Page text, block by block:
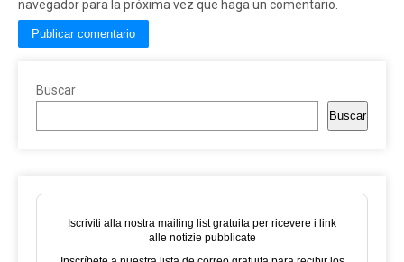
navegador para la próxima vez que haga un comentario.
Buscar
Buscar
Iscriviti alla nostra mailing list gratuita per ricevere i link
alle notizie pubblicate